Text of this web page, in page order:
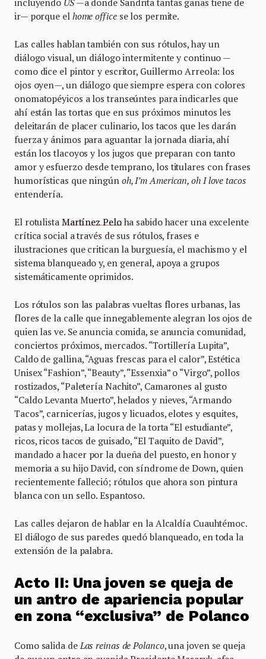
incluyendo US—a donde Sandrita tantas ganas tiene de
ir— porque el home officese los permite.
Las calles hablan también con sus rótulos, hay un
diálogo visual, un diálogo intermitente y continuo —
como dice el pintor y escritor, Guillermo Arreola: los
ojos oyen—, un diálogo que siempre espera con colores
onomatopéyicos a los transeúntes para indicarles que
ahí están las tortas que en sus próximos minutos les
deleitarán de placer culinario, los tacos que les darán
fuerza y ánimos para aguantar la jornada diaria, ahí
están los tlacoyos y los jugos que preparan con tanto
amor y esfuerzo desde temprano, los titulares con frases
humorísticas que ningún oh, I’m American, oh I love tacos
entendería.
El rotulista Martínez Peloha sabido hacer una excelente
crítica social a través de sus rótulos, frases e
ilustraciones que critican la burguesía, el machismo y el
sistema blanqueado y, en general, apoya a grupos
sistemáticamente oprimidos.
Los rótulos son las palabras vueltas flores urbanas, las
flores de la calle que innegablemente alegran los ojos de
quien las ve. Se anuncia comida, se anuncia comunidad,
conciertos próximos, mercados. “Tortillería Lupita”,
Caldo de gallina, “Aguas frescas para el calor”, Estética
Unisex “Fashion”, “Beauty”, “Essenxia” o “Virgo”, pollos
rostizados, “Paletería Nachito”, Camarones al gusto
“Caldo Levanta Muerto”, helados y nieves, “Armando
Tacos”, carnicerías, jugos y licuados, elotes y esquites,
patas y mollejas, La locura de la torta “El estudiante”,
ricos, ricos tacos de guisado, “El Taquito de David”,
mandado a hacer por la dueña del puesto, en honor y
memoria a su hijo David, con síndrome de Down, quien
recientemente falleció; rótulos que ahora son pintura
blanca con un sello. Espantoso.
Las calles dejaron de hablar en la Alcaldía Cuauhtémoc.
El diálogo de sus paredes quedó blanqueado, en toda la
extensión de la palabra.
Acto II: Una joven se queja de
un antro de apariencia popular
en zona “exclusiva” de Polanco
Como salida de Las reinas de Polanco, una joven se queja